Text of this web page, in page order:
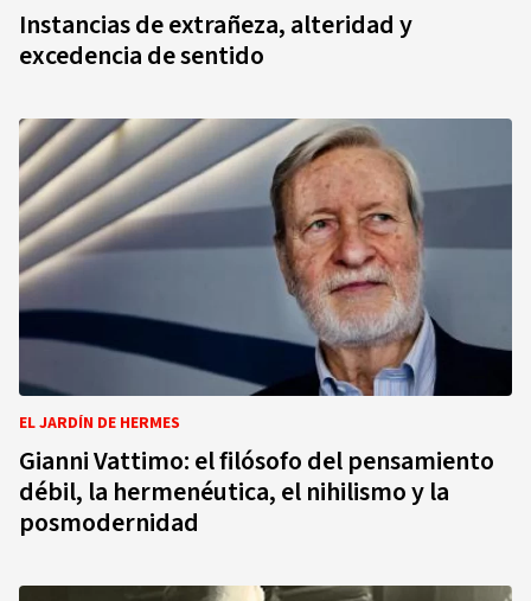
Instancias de extrañeza, alteridad y
excedencia de sentido
EL JARDÍN DE HERMES
Gianni Vattimo: el filósofo del pensamiento
débil, la hermenéutica, el nihilismo y la
posmodernidad